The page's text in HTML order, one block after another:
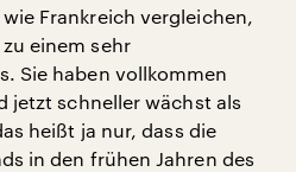
Frankreich vergleichen,
einem sehr
Sie haben vollkommen
jetzt schneller wächst als
heißt ja nur, dass die
in den frühen Jahren des